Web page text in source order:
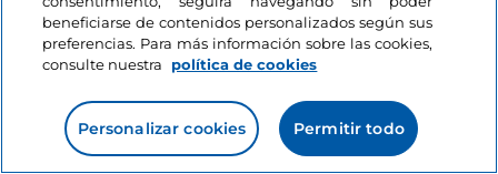
Estamos en contacto
beneficiarse de contenidos personalizados según sus
preferencias. Para más información sobre las cookies,
consulte nuestra
política de cookies
Personalizar cookies Permitir todo